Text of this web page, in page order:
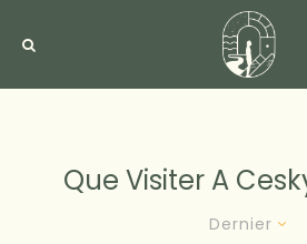
Que Visiter A
Dernier